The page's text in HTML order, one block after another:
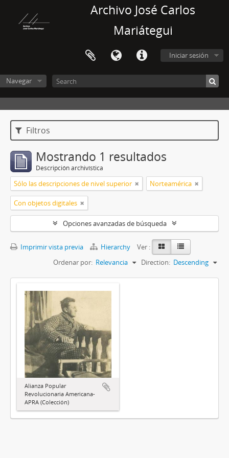
Archivo José Carlos
Mariátegui
Iniciar sesión
Navegar
Filtros
Mostrando 1 resultados
Descripción archivística
Sólo las descripciones de nivel superior Norteamérica
Con objetos digitales
Opciones avanzadas de búsqueda
Imprimir vista previa Hierarchy
Ver :
Ordenar por: Relevancia Direction: Descending
Alianza Popular
Revolucionaria Americana-
APRA (Colección)